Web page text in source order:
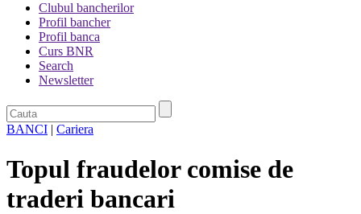
Clubul bancherilor
Profil bancher
Profil banca
Curs BNR
Search
Newsletter
BANCI | Cariera
Topul fraudelor comise de
traderi bancari